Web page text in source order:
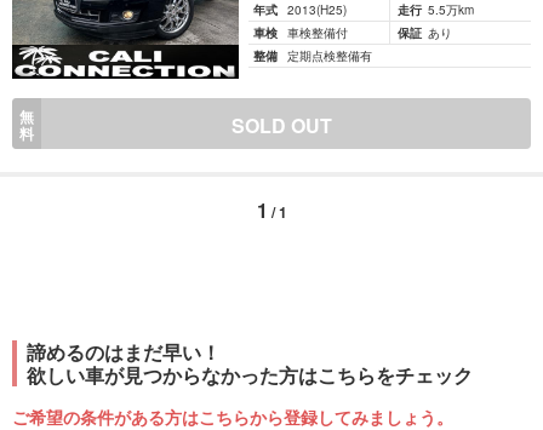
年式 2013(H25) 走行 5.5万km
車検 車検整備付 保証 あり
整備 定期点検整備有
無
料 SOLD OUT
1 / 1
諦めるのはまだ早い！
欲しい車が見つからなかった方はこちらをチェック
ご希望の条件がある方はこちらから登録してみましょう。